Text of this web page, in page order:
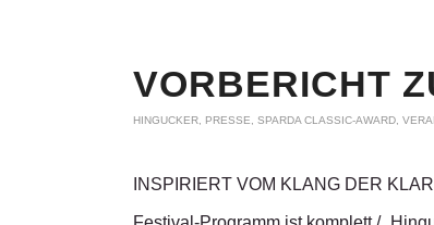
VORBERICHT
HINGUCKER PRESSE SPARDA CLASSIC-AWARD
INSPIRIERT VOM KLANG DER